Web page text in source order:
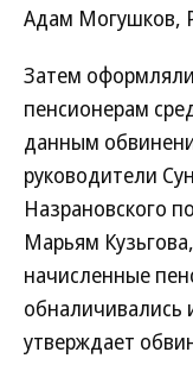
Адам Могушков,
Затем
пенсионерам
данным
руководители
Назрановского
Марьям
начисленные
утверждает